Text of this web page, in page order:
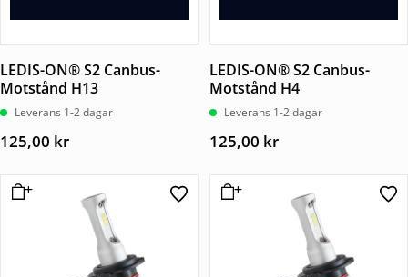
LEDIS-ON® S2 Canbus-
Motstånd H13
Leverans 1-2 dagar
125,00 kr
LEDIS-ON® S2 Canbus-
Motstånd H4
Leverans 1-2 dagar
125,00 kr